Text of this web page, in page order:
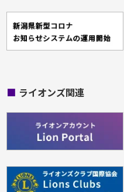
■ ライオンズ関連